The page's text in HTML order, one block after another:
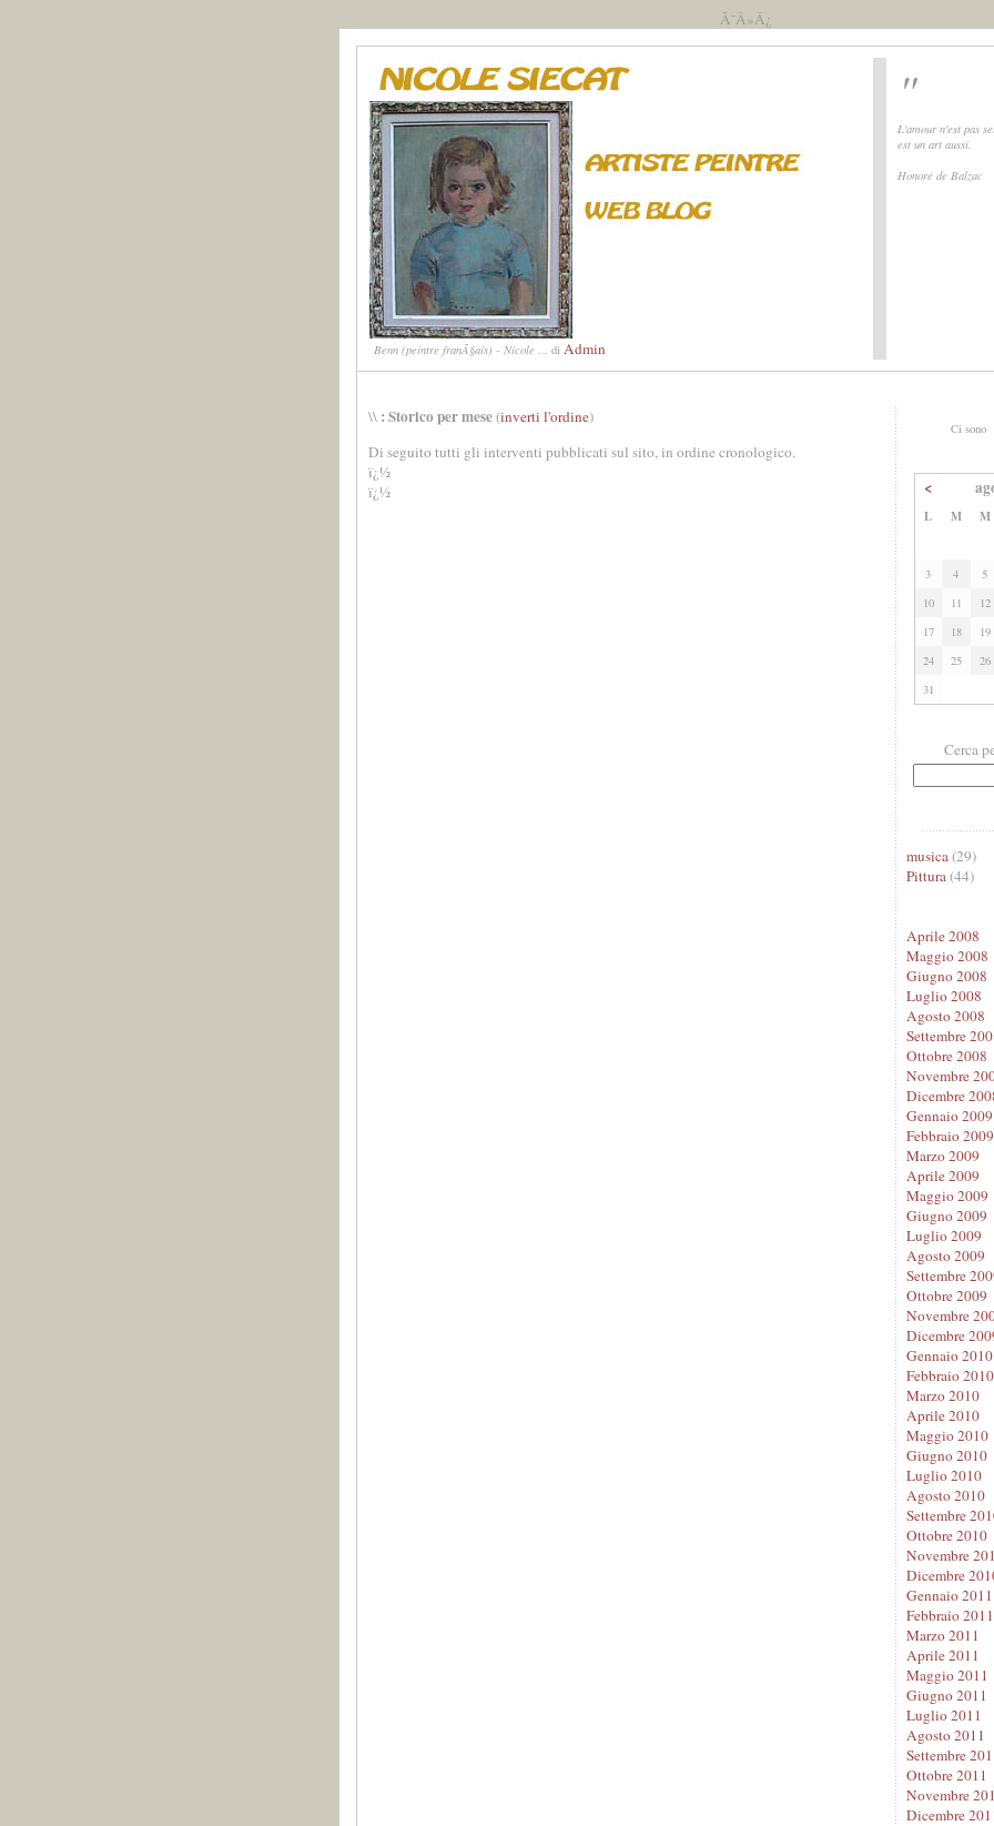
Ã¯Â»Â¿
Benn (peintre franÃ§ais) - Nicole ... di Admin
"
L'amour n'est pas
est un art aussi.
Honoré de Balzac
\\ : Storico per mese(inverti l'ordine)
Di seguito tutti gli interventi pubblicati sul sito, in ordine cronologico.
ï¿½
ï¿½
Ci sono
<
L M M
3
4 5
10
11 12
17
18 19
24
25 26
31
Cerca
musica(29)
Pittura(44)
Aprile 2008
Maggio 2008
Giugno 2008
Luglio 2008
Agosto 2008
Settembre
Ottobre 2008
Novembre
Dicembre
Gennaio 2009
Febbraio 2009
Marzo 2009
Aprile 2009
Maggio 2009
Giugno 2009
Luglio 2009
Agosto 2009
Settembre
Ottobre 2009
Novembre
Dicembre
Gennaio 2010
Febbraio 2010
Marzo 2010
Aprile 2010
Maggio 2010
Giugno 2010
Luglio 2010
Agosto 2010
Settembre
Ottobre 2010
Novembre
Dicembre
Gennaio 2011
Febbraio 2011
Marzo 2011
Aprile 2011
Maggio 2011
Giugno 2011
Luglio 2011
Agosto 2011
Settembre
Ottobre 2011
Novembre
Dicembre